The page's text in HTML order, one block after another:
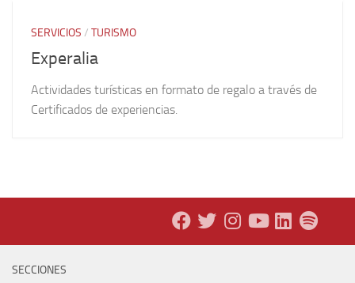
SERVICIOS / TURISMO
Experalia
Actividades turísticas en formato de regalo a través de
Certificados de experiencias.
SECCIONES